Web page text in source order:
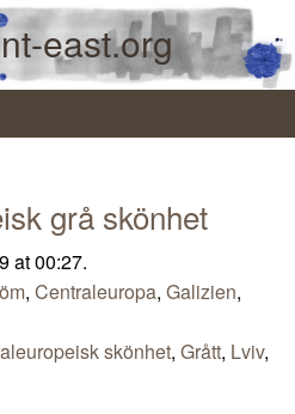
east.org
grå skönhet
at 00:27.
, Centraleuropa, Galizien,
skönhet, Grått, Lviv,